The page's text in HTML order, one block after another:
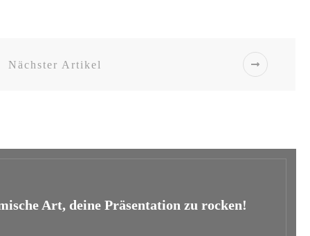
Nächster Artikel
Art, deine Präsentation zu rocken!